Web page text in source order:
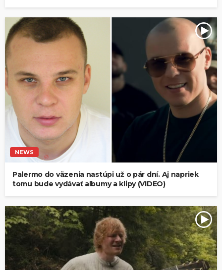
NEWS
Palermo do väzenia nastúpi už o pár dní. Aj napriek
tomu bude vydávať albumy a klipy (VIDEO)